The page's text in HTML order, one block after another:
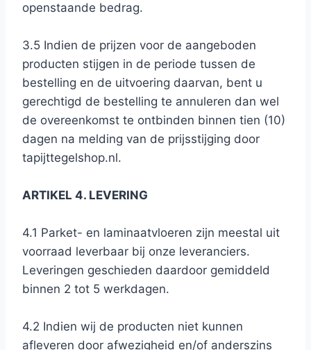
openstaande bedrag.
3.5 Indien de prijzen voor de aangeboden
producten stijgen in de periode tussen de
bestelling en de uitvoering daarvan, bent u
gerechtigd de bestelling te annuleren dan wel
de overeenkomst te ontbinden binnen tien (10)
dagen na melding van de prijsstijging door
tapijttegelshop.nl.
ARTIKEL 4. LEVERING
4.1 Parket- en laminaatvloeren zijn meestal uit
voorraad leverbaar bij onze leveranciers.
Leveringen geschieden daardoor gemiddeld
binnen 2 tot 5 werkdagen.
4.2 Indien wij de producten niet kunnen
afleveren door afwezigheid en/of anderszins